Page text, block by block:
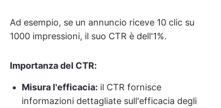
Ad esempio, se un annuncio riceve 10 clic su
1000 impressioni, il suo CTR è dell'1%.
Importanza del CTR:
Misura l'efficacia: il CTR fornisce
informazioni dettagliate sull'efficacia degli